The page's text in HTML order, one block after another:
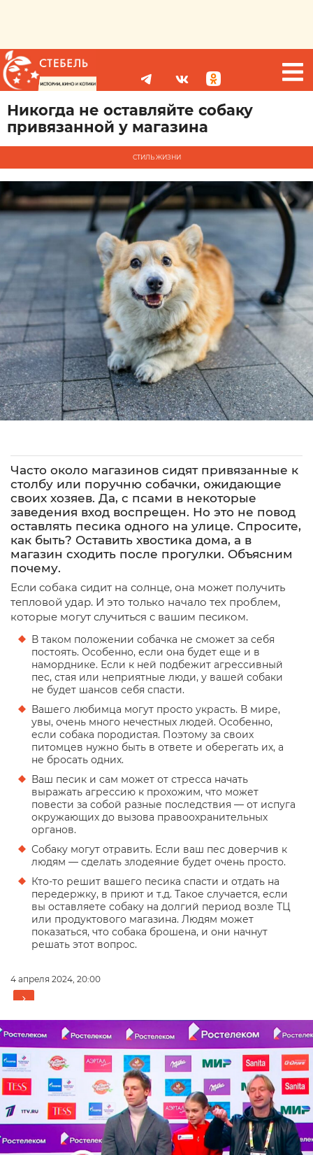
Никогда не оставляйте собаку
привязанной у магазина
СТИЛЬ ЖИЗНИ
Часто около магазинов сидят привязанные к
столбу или поручню собачки, ожидающие
своих хозяев. Да, с псами в некоторые
заведения вход воспрещен. Но это не повод
оставлять песика одного на улице. Спросите,
как быть? Оставить хвостика дома, а в
магазин сходить после прогулки. Объясним
почему.
Если собака сидит на солнце, она может получить
тепловой удар. И это только начало тех проблем,
которые могут случиться с вашим песиком.
В таком положении собачка не сможет за себя
постоять. Особенно, если она будет еще и в
наморднике. Если к ней подбежит агрессивный
пес, стая или неприятные люди, у вашей собаки
не будет шансов себя спасти.
Вашего любимца могут просто украсть. В мире,
увы, очень много нечестных людей. Особенно,
если собака породистая. Поэтому за своих
питомцев нужно быть в ответе и оберегать их, а
не бросать одних.
Ваш песик и сам может от стресса начать
выражать агрессию к прохожим, что может
повести за собой разные последствия — от испуга
окружающих до вызова правоохранительных
органов.
Собаку могут отравить. Если ваш пес доверчив к
людям — сделать злодеяние будет очень просто.
Кто-то решит вашего песика спасти и отдать на
передержку, в приют и т.д. Такое случается, если
вы оставляете собаку на долгий период возле ТЦ
или продуктового магазина. Людям может
показаться, что собака брошена, и они начнут
решать этот вопрос.
4 апреля 2024, 20:00